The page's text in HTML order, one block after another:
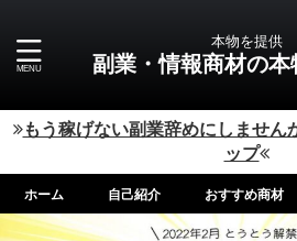
本物を提供
副業・情報商材の本
もう稼げない副業辞めにしません
ップ
ホーム 自己紹介 おすすめ商材